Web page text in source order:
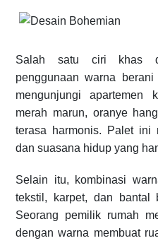
Salah satu ciri khas
penggunaan warna
mengunjungi
merah marun, oranye
terasa harmonis. Palet ini
dan suasana hidup yang
Selain itu, kombinasi
tekstil, karpet, dan bantal
Seorang pemilik rumah
dengan warna membuat